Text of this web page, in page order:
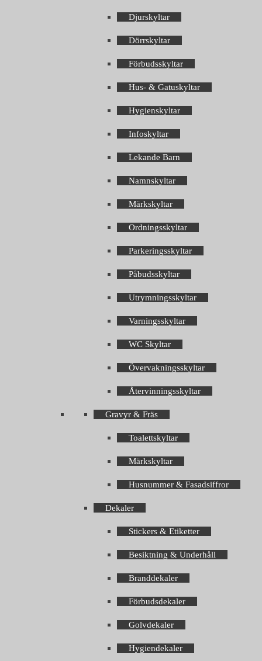
Djurskyltar
Dörrskyltar
Förbudsskyltar
Hus- & Gatuskyltar
Hygienskyltar
Infoskyltar
Lekande Barn
Namnskyltar
Märkskyltar
Ordningsskyltar
Parkeringsskyltar
Påbudsskyltar
Utrymningsskyltar
Varningsskyltar
WC Skyltar
Övervakningsskyltar
Återvinningsskyltar
Gravyr & Fräs
Toalettskyltar
Märkskyltar
Husnummer & Fasadsiffror
Dekaler
Stickers & Etiketter
Besiktning & Underhåll
Branddekaler
Förbudsdekaler
Golvdekaler
Hygiendekaler